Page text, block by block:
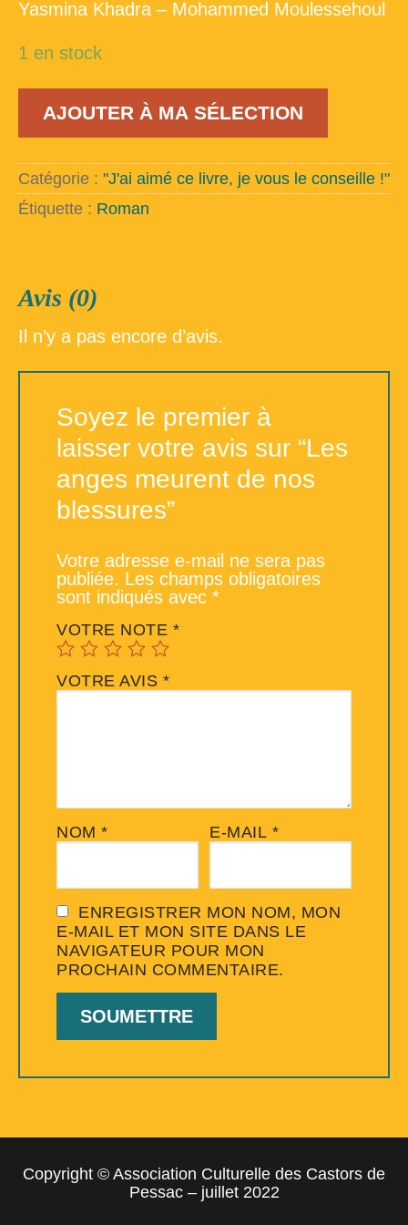
Yasmina Khadra – Mohammed Moulessehoul
1 en stock
quantité
Les
meurent
de
nos
blessures
AJOUTER À MA SÉLECTION
Catégorie : "J'ai aimé ce livre, je vous le conseille !"
Étiquette : Roman
Avis (0)
Il n’y a pas encore d’avis.
Soyez le premier à
laisser votre avis sur “Les
anges meurent de nos
blessures”
Votre adresse e-mail ne sera pas
publiée. Les champs obligatoires
sont indiqués avec *
VOTRE NOTE *
VOTRE AVIS *
NOM * E-MAIL *
ENREGISTRER MON NOM, MON
E-MAIL ET MON SITE DANS LE
NAVIGATEUR POUR MON
PROCHAIN COMMENTAIRE.
Copyright © Association Culturelle des Castors de
Pessac – juillet 2022